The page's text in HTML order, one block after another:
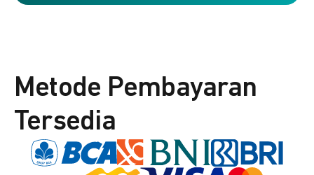
Metode Pembayaran
Tersedia